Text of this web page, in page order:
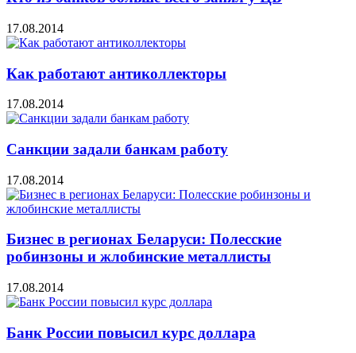
17.08.2014
Как работают антиколлекторы
17.08.2014
Санкции задали банкам работу
17.08.2014
Бизнес в регионах Беларуси: Полесские
робинзоны и жлобинские металлисты
17.08.2014
Банк России повысил курс доллара